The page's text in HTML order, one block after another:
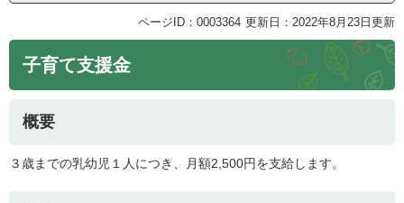
ページID：0003364 更新日：2022年8月23日更新
子育て支援金
概要
３歳までの乳幼児１人につき、月額2,500円を支給します。